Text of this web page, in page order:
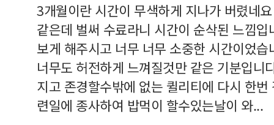
3개월이란 시간이 무색하게 지나가 버렸네
같은데 벌써 수료라니 시간이 순삭된 느낌
보게 해주시고 너무 너무 소중한 시간이었
너무도 허전하게 느껴질것만 같은 기분입니
지고 존경할수밖에 없는 퀼리티에 다시 한
련일에 종사하여 밥먹이 할수있는날이 와...